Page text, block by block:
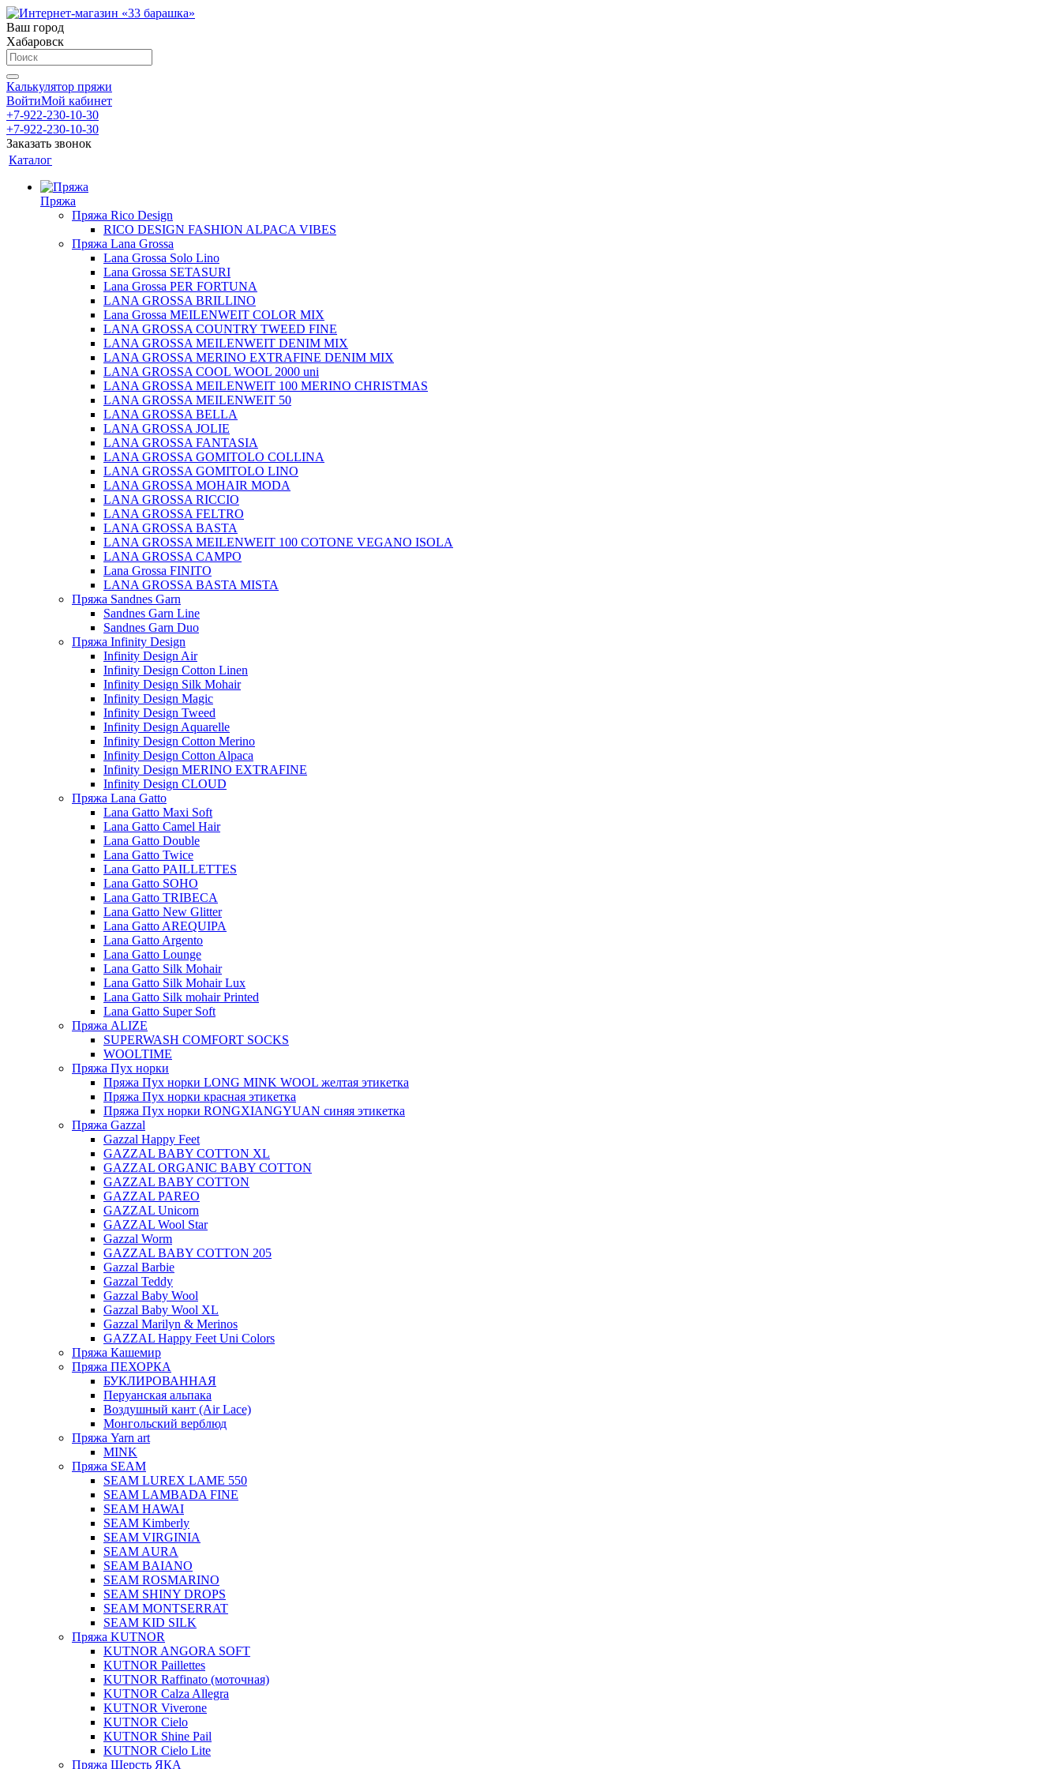
Ваш город
Хабаровск
Калькулятор пряжи
ВойтиМой кабинет
+7-922-230-10-30
+7-922-230-10-30
Заказать звонок
Каталог
Пряжа
Пряжа Rico Design
RICO DESIGN FASHION ALPACA VIBES
Пряжа Lana Grossa
Lana Grossa Solo Lino
Lana Grossa SETASURI
Lana Grossa PER FORTUNA
LANA GROSSA BRILLINO
Lana Grossa MEILENWEIT COLOR MIX
LANA GROSSA COUNTRY TWEED FINE
LANA GROSSA MEILENWEIT DENIM MIX
LANA GROSSA MERINO EXTRAFINE DENIM MIX
LANA GROSSA COOL WOOL 2000 uni
LANA GROSSA MEILENWEIT 100 MERINO CHRISTMAS
LANA GROSSA MEILENWEIT 50
LANA GROSSA BELLA
LANA GROSSA JOLIE
LANA GROSSA FANTASIA
LANA GROSSA GOMITOLO COLLINA
LANA GROSSA GOMITOLO LINO
LANA GROSSA MOHAIR MODA
LANA GROSSA RICCIO
LANA GROSSA FELTRO
LANA GROSSA BASTA
LANA GROSSA MEILENWEIT 100 COTONE VEGANO ISOLA
LANA GROSSA CAMPO
Lana Grossa FINITO
LANA GROSSA BASTA MISTA
Пряжа Sandnes Garn
Sandnes Garn Line
Sandnes Garn Duo
Пряжа Infinity Design
Infinity Design Air
Infinity Design Cotton Linen
Infinity Design Silk Mohair
Infinity Design Magic
Infinity Design Tweed
Infinity Design Aquarelle
Infinity Design Cotton Merino
Infinity Design Cotton Alpaca
Infinity Design MERINO EXTRAFINE
Infinity Design CLOUD
Пряжа Lana Gatto
Lana Gatto Maxi Soft
Lana Gatto Camel Hair
Lana Gatto Double
Lana Gatto Twice
Lana Gatto PAILLETTES
Lana Gatto SOHO
Lana Gatto TRIBECA
Lana Gatto New Glitter
Lana Gatto AREQUIPA
Lana Gatto Argento
Lana Gatto Lounge
Lana Gatto Silk Mohair
Lana Gatto Silk Mohair Lux
Lana Gatto Silk mohair Printed
Lana Gatto Super Soft
Пряжа ALIZE
SUPERWASH COMFORT SOCKS
WOOLTIME
Пряжа Пух норки
Пряжа Пух норки LONG MINK WOOL желтая этикетка
Пряжа Пух норки красная этикетка
Пряжа Пух норки RONGXIANGYUAN синяя этикетка
Пряжа Gazzal
Gazzal Happy Feet
GAZZAL BABY COTTON XL
GAZZAL ORGANIC BABY COTTON
GAZZAL BABY COTTON
GAZZAL PAREO
GAZZAL Unicorn
GAZZAL Wool Star
Gazzal Worm
GAZZAL BABY COTTON 205
Gazzal Barbie
Gazzal Teddy
Gazzal Baby Wool
Gazzal Baby Wool XL
Gazzal Marilyn & Merinos
GAZZAL Happy Feet Uni Colors
Пряжа Кашемир
Пряжа ПЕХОРКА
БУКЛИРОВАННАЯ
Перуанская альпака
Воздушный кант (Air Lace)
Монгольский верблюд
Пряжа Yarn art
MINK
Пряжа SEAM
SEAM LUREX LAME 550
SEAM LAMBADA FINE
SEAM HAWAI
SEAM Kimberly
SEAM VIRGINIA
SEAM AURA
SEAM BAIANO
SEAM ROSMARINO
SEAM SHINY DROPS
SEAM MONTSERRAT
SEAM KID SILK
Пряжа KUTNOR
KUTNOR ANGORA SOFT
KUTNOR Paillettes
KUTNOR Raffinato (моточная)
KUTNOR Calza Allegra
KUTNOR Viverone
KUTNOR Cielo
KUTNOR Shine Pail
KUTNOR Cielo Lite
Пряжа Шерсть ЯКА